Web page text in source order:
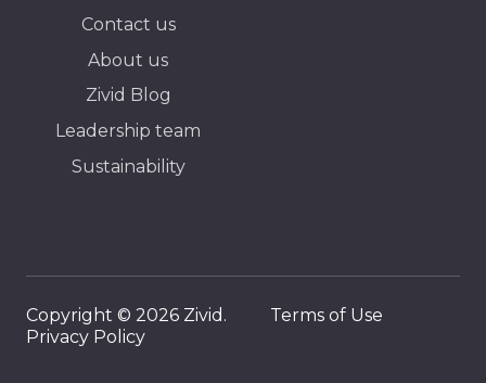
Contact us
About us
Zivid Blog
Leadership team
Sustainability
Copyright © 2026 Zivid. Terms of Use
Privacy Policy